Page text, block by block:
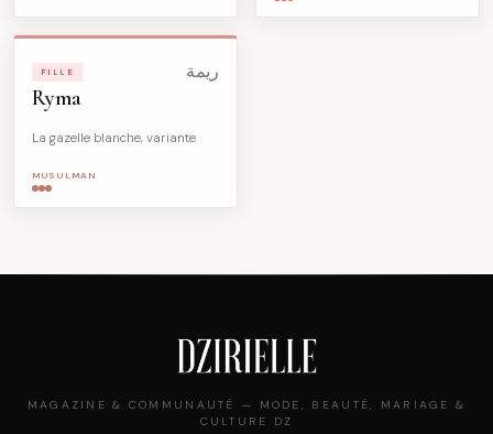
FILLE ريمة
Ryma
La gazelle blanche, variante
MUSULMAN
MAGAZINE & COMMUNAUTÉ — MODE, BEAUTÉ, MARIAGE &
CULTURE DZ